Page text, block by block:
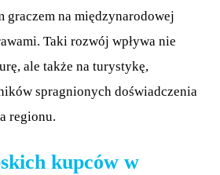
graczem na międzynarodowej
Taki rozwój wpływa nie
ale także na turystykę,
spragnionych doświadczenia
regionu.
kupców w